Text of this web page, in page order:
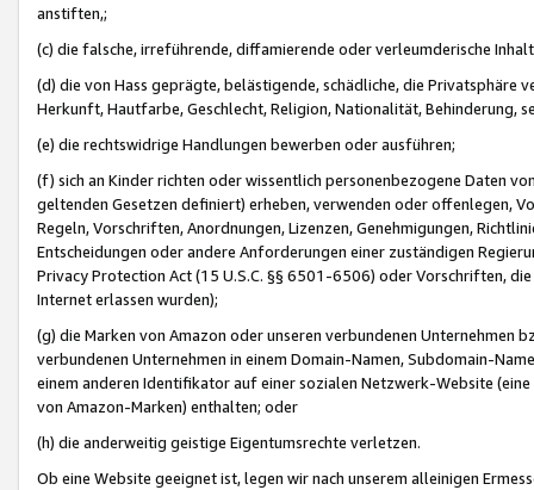
anstiften,;
(c) die falsche, irreführende, diffamierende oder verleumderische
(d) die von Hass geprägte, belästigende, schädliche, die Privatsphäre
Herkunft, Hautfarbe, Geschlecht, Religion, Nationalität, Behinderung,
(e) die rechtswidrige Handlungen bewerben oder ausführen;
(f) sich an Kinder richten oder wissentlich personenbezogene Daten
geltenden Gesetzen definiert) erheben, verwenden oder offenlegen,
Regeln, Vorschriften, Anordnungen, Lizenzen, Genehmigungen,
Entscheidungen oder andere Anforderungen einer zuständigen
Privacy Protection Act (15 U.S.C. §§ 6501-6506) oder Vorschriften,
Internet erlassen wurden);
(g) die Marken von Amazon oder unseren verbundenen Unternehmen
verbundenen Unternehmen in einem Domain-Namen, Subdomain-
einem anderen Identifikator auf einer sozialen Netzwerk-Website
von Amazon-Marken) enthalten; oder
(h) die anderweitig geistige Eigentumsrechte verletzen.
Ob eine Website geeignet ist, legen wir nach unserem alleinigen